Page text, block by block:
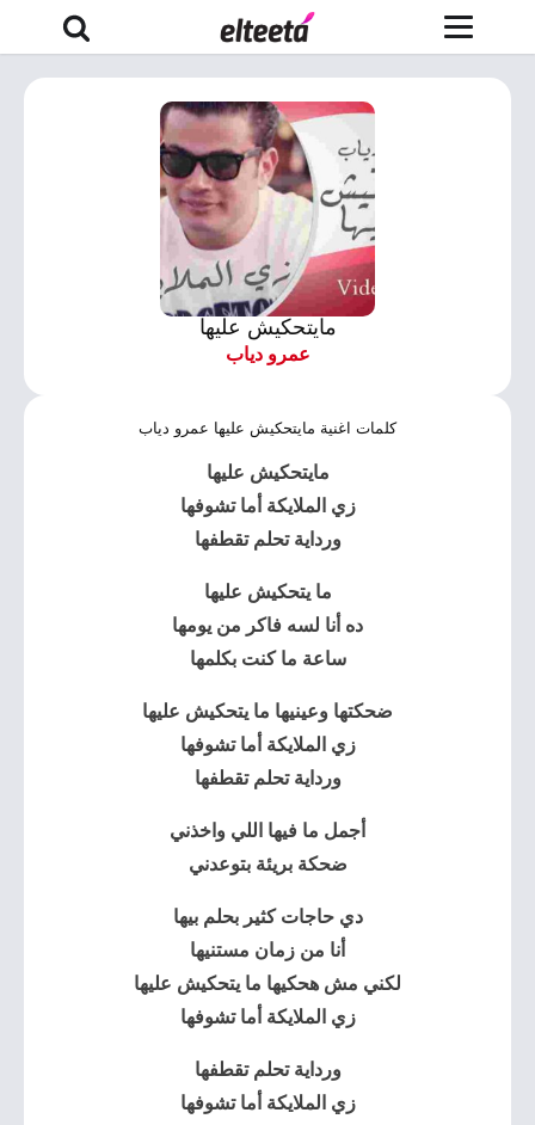
مايتحكيش عليها
عمرو دياب
كلمات اغنية مايتحكيش عليها عمرو دياب
مايتحكيش عليها
زي الملايكة أما تشوفها
ورداية تحلم تقطفها
ما يتحكيش عليها
ده أنا لسه فاكر من يومها
ساعة ما كنت بكلمها
ضحكتها وعينيها ما يتحكيش عليها
زي الملايكة أما تشوفها
ورداية تحلم تقطفها
أجمل ما فيها اللي واخذني
ضحكة بريئة بتوعدني
دي حاجات كثير بحلم بيها
أنا من زمان مستنيها
لكني مش هحكيها ما يتحكيش عليها
زي الملايكة أما تشوفها
ورداية تحلم تقطفها
زي الملايكة أما تشوفها